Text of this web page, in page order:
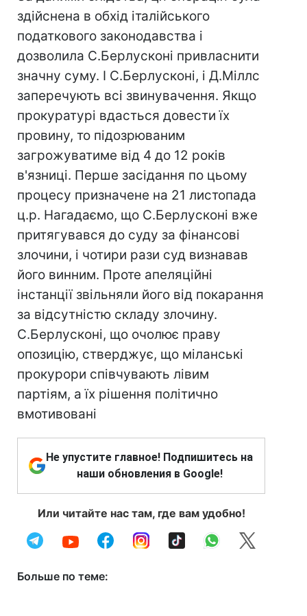
здійснена в обхід італійського
податкового законодавства і
дозволила С.Берлусконі привласнити
значну суму. І С.Берлусконі, і Д.Міллс
заперечують всі звинувачення. Якщо
прокуратурі вдасться довести їх
провину, то підозрюваним
загрожуватиме від 4 до 12 років
в'язниці. Перше засідання по цьому
процесу призначене на 21 листопада
ц.р. Нагадаємо, що С.Берлусконі вже
притягувався до суду за фінансові
злочини, і чотири рази суд визнавав
його винним. Проте апеляційні
інстанції звільняли його від покарання
за відсутністю складу злочину.
С.Берлусконі, що очолює праву
опозицію, стверджує, що міланські
прокурори співчувають лівим
партіям, а їх рішення політично
вмотивовані
Не упустите главное! Подпишитесь на
наши обновления в Google!
Или читайте нас там, где вам удобно!
Больше по теме: